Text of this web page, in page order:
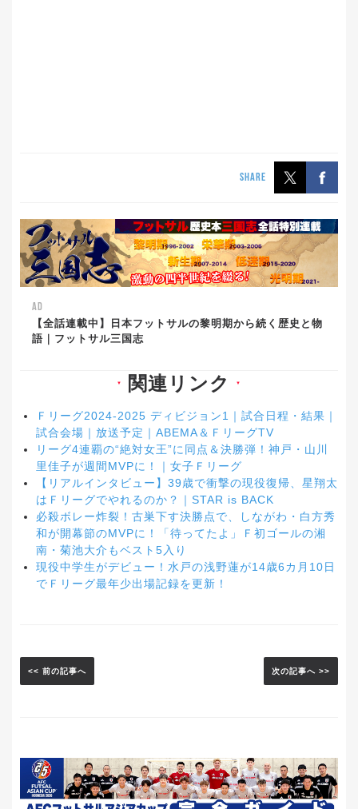
SHARE
AD
【全話連載中】日本フットサルの黎明期から続く歴史と物
語｜フットサル三国志
▼ 関連リンク ▼
Ｆリーグ2024-2025 ディビジョン1｜試合日程・結果｜
試合会場｜放送予定｜ABEMA＆ＦリーグTV
リーグ4連覇の“絶対女王”に同点＆決勝弾！神戸・山川
里佳子が週間MVPに！｜女子Ｆリーグ
【リアルインタビュー】39歳で衝撃の現役復帰、星翔太
はＦリーグでやれるのか？｜STAR is BACK
必殺ボレー炸裂！古巣下す決勝点で、しながわ・白方秀
和が開幕節のMVPに！「待ってたよ」Ｆ初ゴールの湘
南・菊池大介もベスト5入り
現役中学生がデビュー！水戸の浅野蓮が14歳6カ月10日
でＦリーグ最年少出場記録を更新！
<< 前の記事へ 次の記事へ >>